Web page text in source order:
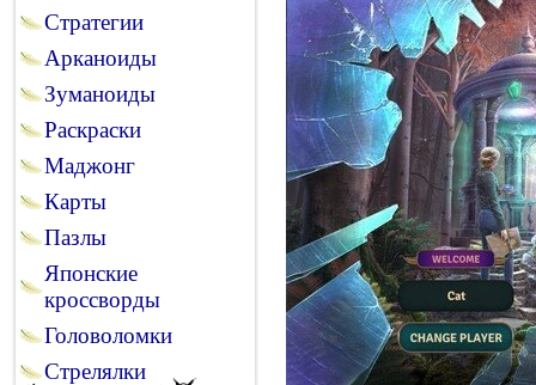
Стратегии
Арканоиды
Зуманоиды
Раскраски
Маджонг
Карты
Пазлы
Японские
кроссворды
Головоломки
Стрелялки